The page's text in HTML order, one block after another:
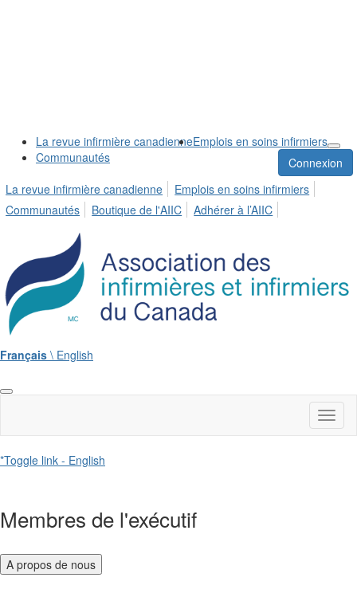
La revue infirmière canadienneEmplois en soins infirmiers
Communautés
Connexion
La revue infirmière canadienne
Emplois en soins infirmiers
Communautés
Boutique de l'AIIC Adhérer à l’AIIC
Français \ English
*Toggle link - English
Membres de l'exécutif
A propos de nous